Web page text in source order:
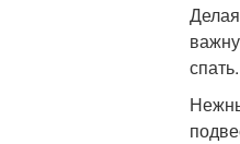
спать.